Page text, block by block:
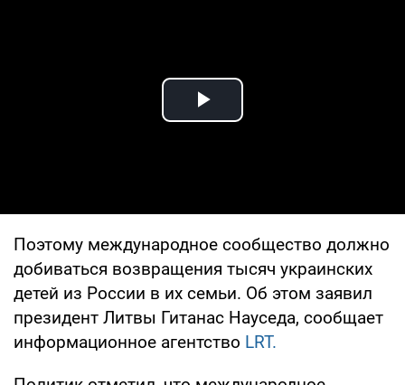
Play Video
Поэтому международное сообщество должно
добиваться возвращения тысяч украинских
детей из России в их семьи. Об этом заявил
президент Литвы Гитанас Науседа, сообщает
информационное агентство LRT.